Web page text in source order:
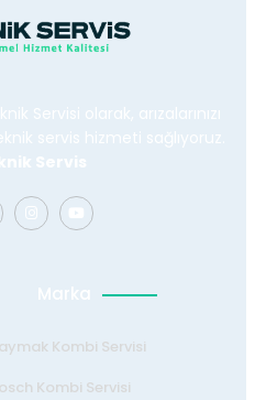
Servisi olarak, arızalarınızı
servis hizmeti sağlıyoruz.
Servis
Marka
Kombi Servisi
Kombi Servisi